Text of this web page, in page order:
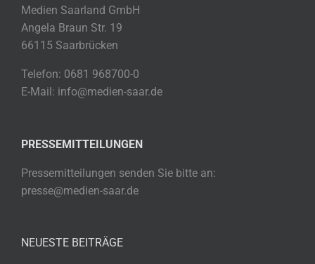
Medien Saarland GmbH
Angela Braun Str. 19
66115 Saarbrücken
Telefon: 0681 968700-0
E-Mail: info@medien-saar.de
PRESSEMITTEILUNGEN
Pressemitteilungen senden Sie bitte an:
presse@medien-saar.de
NEUESTE BEITRÄGE